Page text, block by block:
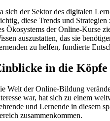
sich der Sektor des digitalen
diese Trends und
Ökosystems der Online-Kurse
auszustatten, das sie
zu helfen, fundierte
in die
Welt der Online-Bildung
war, hat sich zu einem
und Lernende in diesem
zusammenkommen.